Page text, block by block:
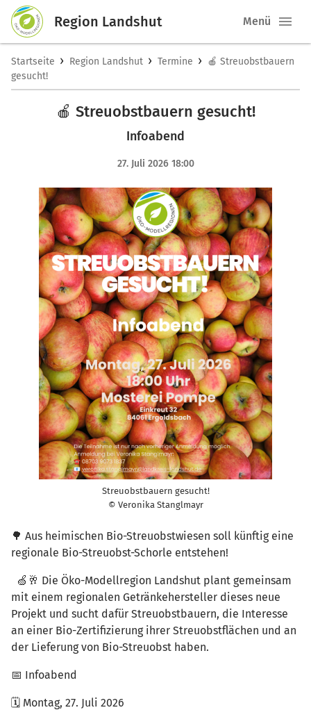
Region Landshut Menü
Startseite › Region Landshut › Termine › 🍎 Streuobstbauern
gesucht!
🍎 Streuobstbauern gesucht!
Infoabend
27. Juli 2026 18:00
Streuobstbauern gesucht!
© Veronika Stanglmayr
🌳 Aus heimischen Bio-Streuobstwiesen soll künftig eine
regionale Bio-Streuobst-Schorle entstehen!
🍏🥂 Die Öko-Modellregion Landshut plant gemeinsam
mit einem regionalen Getränkehersteller dieses neue
Projekt und sucht dafür Streuobstbauern, die Interesse
an einer Bio-Zertifizierung ihrer Streuobstflächen und an
der Lieferung von Bio-Streuobst haben.
📅 Infoabend
🗓 Montag, 27. Juli 2026